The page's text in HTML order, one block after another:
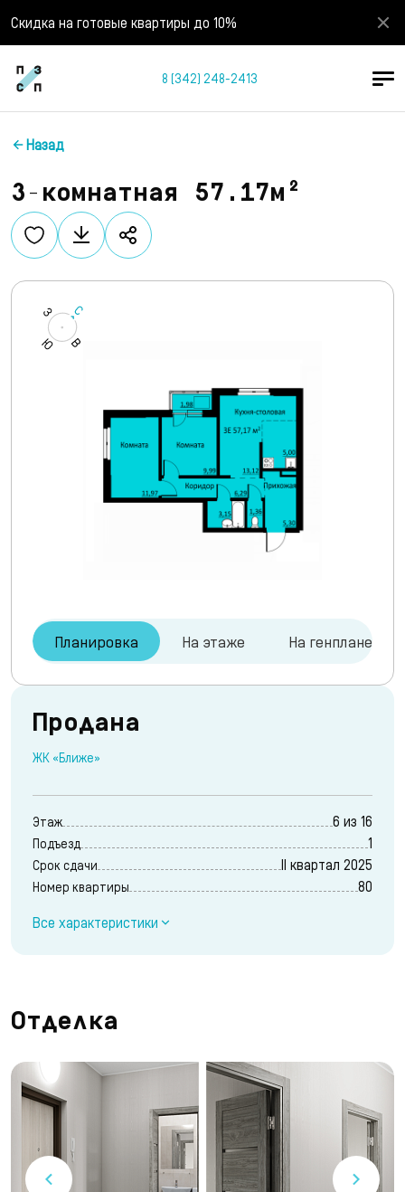
Скидка на готовые квартиры до 10%
8 (342) 248-2413
Назад
3-комнатная 57.17м²
Планировка На этаже На генплане
Продана
ЖК «Ближе»
Этаж 6 из 16
Подъезд 1
Срок сдачи II квартал 2025
Номер квартиры 80
Все характеристики
Отделка